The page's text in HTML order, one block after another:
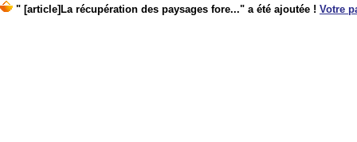
" [article]La récupération des paysages fore..." a été ajoutée ! Votre